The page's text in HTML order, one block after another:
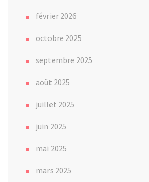
février 2026
octobre 2025
septembre 2025
août 2025
juillet 2025
juin 2025
mai 2025
mars 2025